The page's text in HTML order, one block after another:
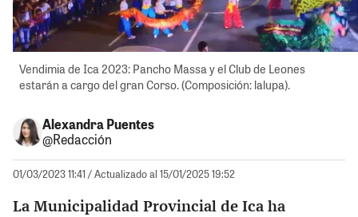
Vendimia de Ica 2023: Pancho Massa y el Club de Leones
estarán a cargo del gran Corso. (Composición: lalupa).
Alexandra Puentes
@Redacción
01/03/2023 11:41 / Actualizado al 15/01/2025 19:52
La Municipalidad Provincial de Ica ha